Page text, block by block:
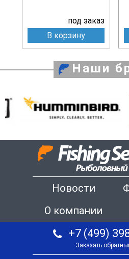
под заказ
В корзину
Наши
Новости
О компании
+7 (499)
Заказать